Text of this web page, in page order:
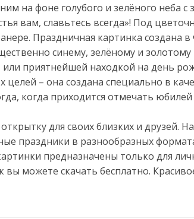
на фоне голубого и зелёного неба с
вам, славьтесь всегда»! Под
Праздничная картинка создана
синему, зелёному и
приятнейшей находкой на день
целей – она создана специально в
когда приходится отмечать
для своих близких и друзей.
праздники в разнообразных
предназначены только для
можете скачать бесплатно.